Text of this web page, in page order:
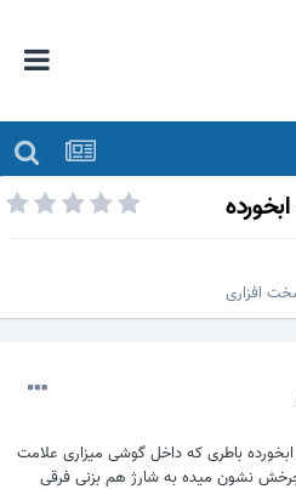
افزاری
استار ۲ پلاس ابخورده باطری که داخل گوشی میزاری علامت
نشون میده به شارژ هم بزنی فرقی